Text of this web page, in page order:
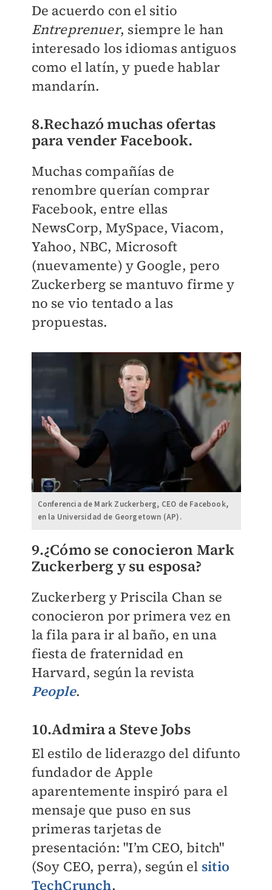
De acuerdo con el sitio
Entreprenuer, siempre le han
interesado los idiomas antiguos
como el latín, y puede hablar
mandarín.
8.Rechazó muchas ofertas
para vender Facebook.
Muchas compañías de
renombre querían comprar
Facebook, entre ellas
NewsCorp, MySpace, Viacom,
Yahoo, NBC, Microsoft
(nuevamente) y Google, pero
Zuckerberg se mantuvo firme y
no se vio tentado a las
propuestas.
Conferencia de Mark Zuckerberg, CEO de Facebook,
en la Universidad de Georgetown (AP).
9.¿Cómo se conocieron Mark
Zuckerberg y su esposa?
Zuckerberg y Priscila Chan se
conocieron por primera vez en
la fila para ir al baño, en una
fiesta de fraternidad en
Harvard, según la revista
People.
10.Admira a Steve Jobs
El estilo de liderazgo del difunto
fundador de Apple
aparentemente inspiró para el
mensaje que puso en sus
primeras tarjetas de
presentación: "I’m CEO, bitch"
(Soy CEO, perra), según el sitio
TechCrunch.